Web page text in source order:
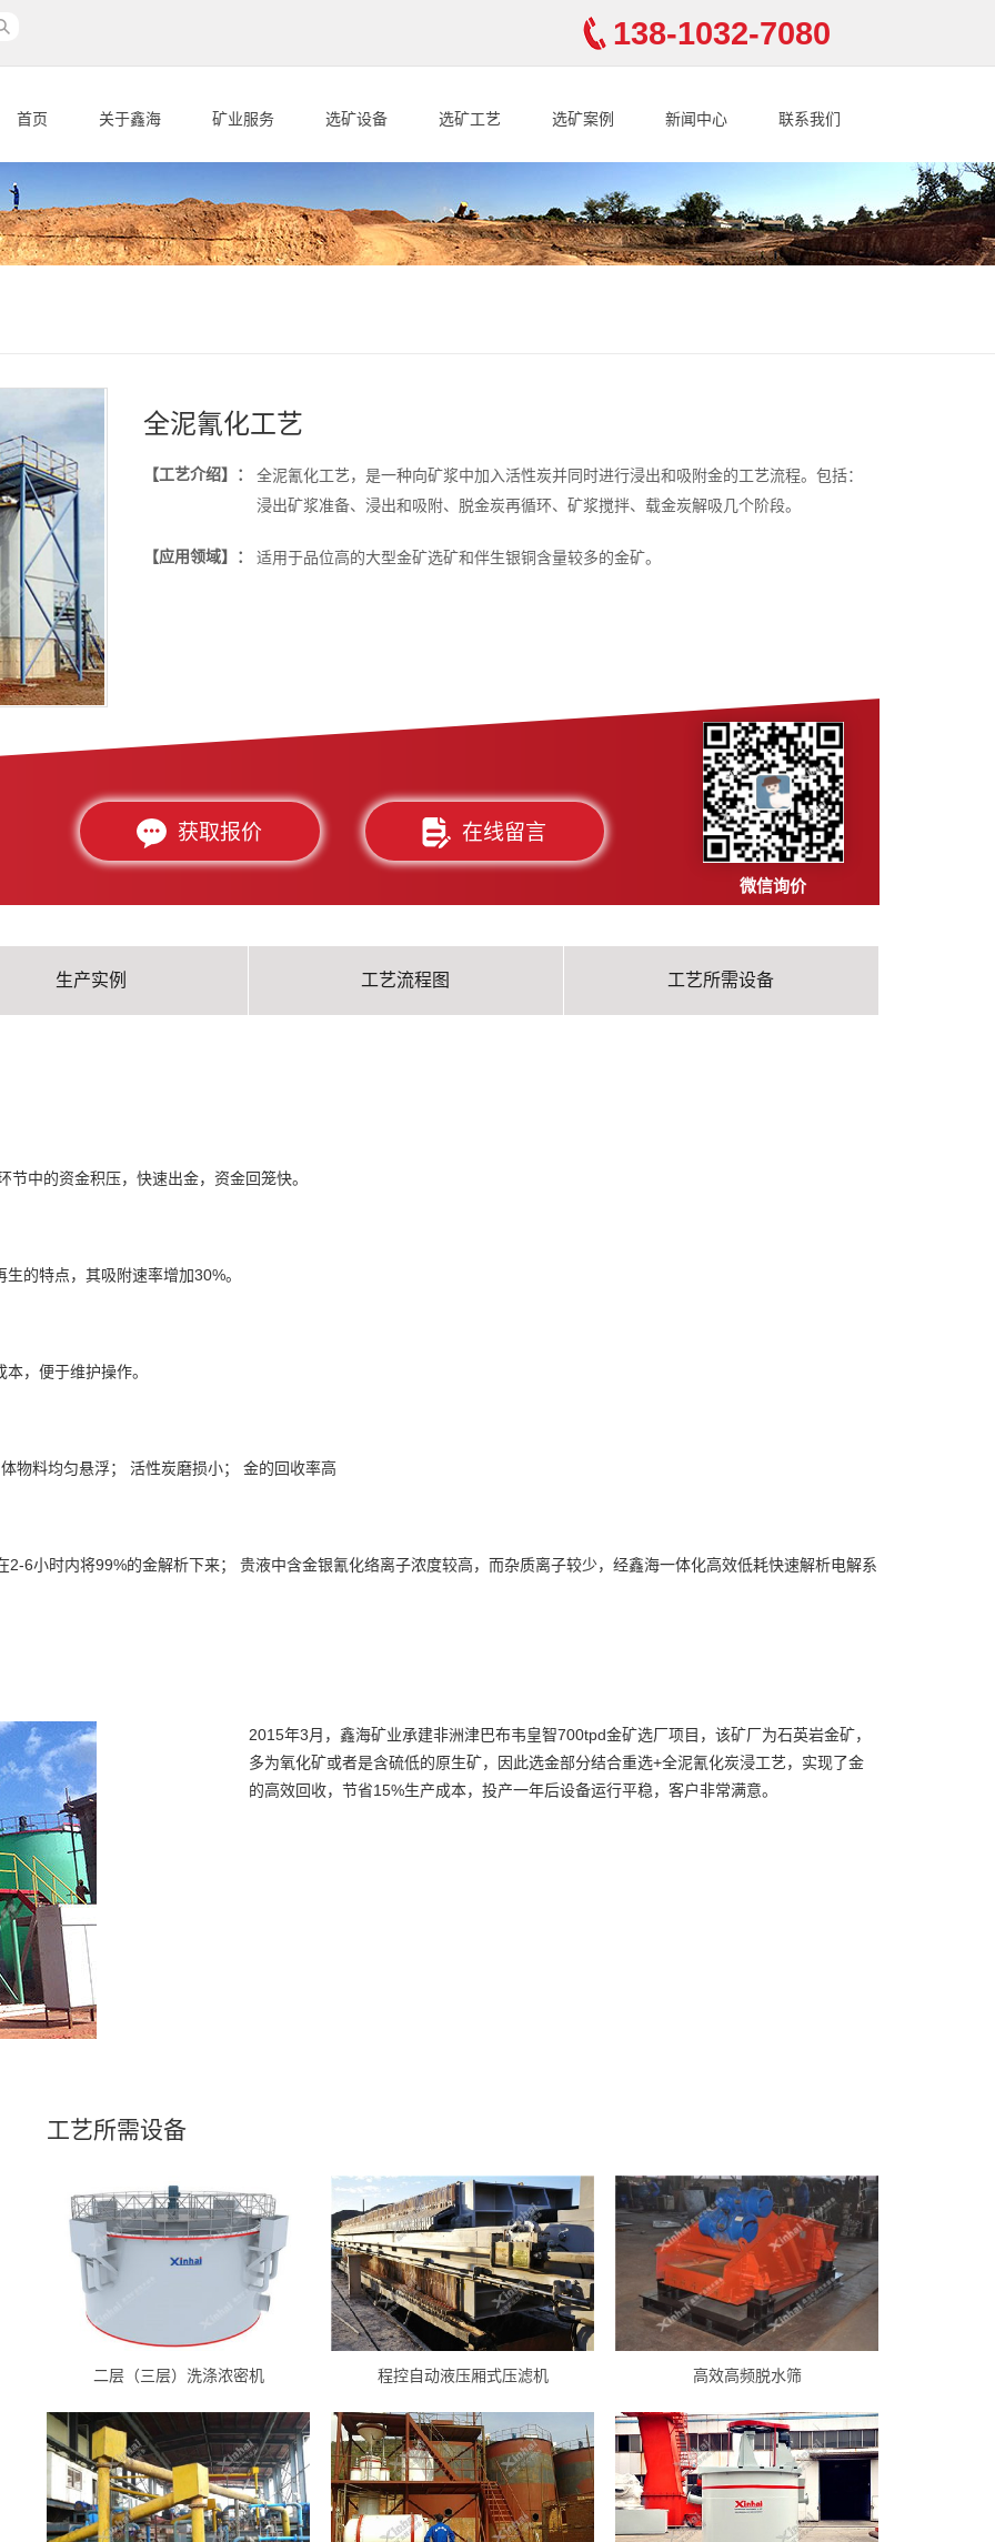
138-1032-7080
首页 关于鑫海 矿业服务 选矿设备 选矿工艺 选矿案例 新闻中心 联系我们
全泥氰化工艺
【工艺介绍】：
全泥氰化工艺，是一种向矿浆中加入活性炭并同时进行浸出和吸附金的工艺流程。包括：
浸出矿浆准备、浸出和吸附、脱金炭再循环、矿浆搅拌、载金炭解吸几个阶段。
【应用领域】： 适用于品位高的大型金矿选矿和伴生银铜含量较多的金矿。
获取报价 在线留言
微信询价
生产实例 工艺流程图 工艺所需设备
中的资金积压，快速出金，资金回笼快。
的特点，其吸附速率增加30%。
，便于维护操作。
物料均匀悬浮； 活性炭磨损小； 金的回收率高
6小时内将99%的金解析下来； 贵液中含金银氰化络离子浓度较高，而杂质离子较少，经鑫海一体化高效低耗快速解析电解系
2015年3月，鑫海矿业承建非洲津巴布韦皇智700tpd金矿选厂项目，该矿厂为石英岩金矿，
多为氧化矿或者是含硫低的原生矿，因此选金部分结合重选+全泥氰化炭浸工艺，实现了金
的高效回收，节省15%生产成本，投产一年后设备运行平稳，客户非常满意。
工艺所需设备
二层（三层）洗涤浓密机 程控自动液压厢式压滤机 高效高频脱水筛